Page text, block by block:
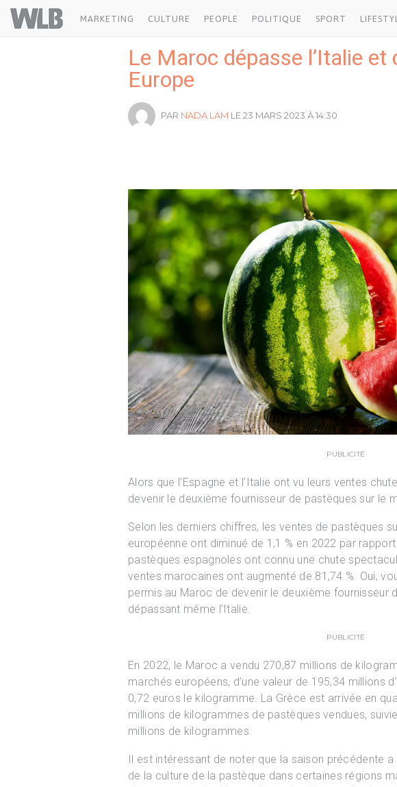
Welovebuzz
MARKETING CULTURE PEOPLE POLITIQUE SPORT
Le Maroc dépasse l’Italie
Europe
PAR NADA LAM LE 23 MARS 2023 À 14:30
PUBLICITÉ
Alors que l’Espagne et l’Italie ont vu leurs ventes
devenir le deuxième fournisseur de pastèques sur le
Selon les derniers chiffres, les ventes de pastèques
européenne ont diminué de 1,1 % en 2022 par
pastèques espagnoles ont connu une chute
ventes marocaines ont augmenté de 81,74 %. Oui,
permis au Maroc de devenir le deuxième fournisseur
dépassant même l’Italie.
PUBLICITÉ
En 2022, le Maroc a vendu 270,87 millions de
marchés européens, d’une valeur de 195,34 millions
0,72 euros le kilogramme. La Grèce est arrivée en
millions de kilogrammes de pastèques vendues,
millions de kilogrammes.
Il est intéressant de noter que la saison précédente
de la culture de la pastèque dans certaines régions